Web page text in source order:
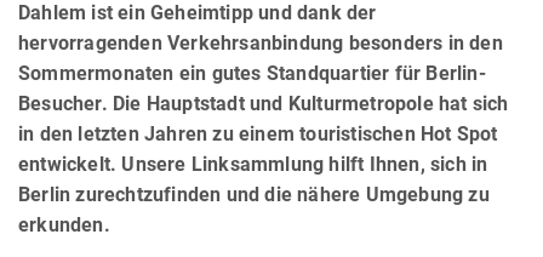
Dahlem ist ein Geheimtipp und dank der
hervorragenden Verkehrsanbindung besonders in den
Sommermonaten ein gutes Standquartier für Berlin-
Besucher. Die Hauptstadt und Kulturmetropole hat sich
in den letzten Jahren zu einem touristischen Hot Spot
entwickelt. Unsere Linksammlung hilft Ihnen, sich in
Berlin zurechtzufinden und die nähere Umgebung zu
erkunden.